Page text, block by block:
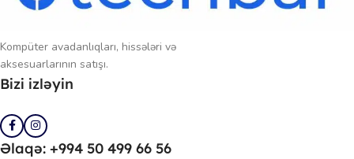
Kompüter avadanlıqları, hissələri və
aksesuarlarının satışı.
Bizi izləyin
Əlaqə: +994 50 499 66 56